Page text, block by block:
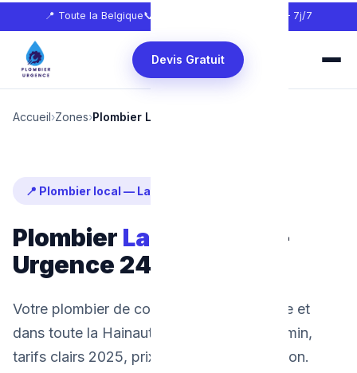
📍 Toute la Belgique📞 🕐 24h/24 — 7j/7
Devis Gratuit
Accueil›Zones›Plombier La Louvière
📍 Plombier local — La Louvière
Plombier La Louvière
—
Urgence 24/7
Votre plombier de confiance à La Louvière et
dans toute la Hainaut. Intervention en 30 min,
tarifs clairs 2025, prix fixe avant intervention.